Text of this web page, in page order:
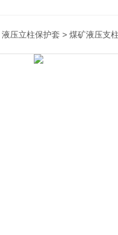
液压立柱保护套 > 煤矿液压支